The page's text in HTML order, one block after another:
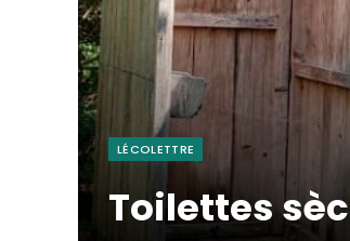
LÉCOLETTRE
Toilettes